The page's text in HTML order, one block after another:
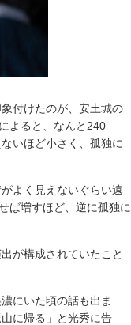
付けたのが、安土城の
よると、なんと240
いほど小さく、孤独に
よく見えないぐらい遠
ば増すほど、逆に孤独に
が構成されていたこと
にいた頃の話も出ま
に帰る」と光秀に告